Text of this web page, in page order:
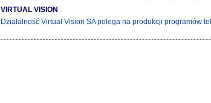
VIRTUAL VISION
Działalność Virtual Vision SA polega na produkcji programów